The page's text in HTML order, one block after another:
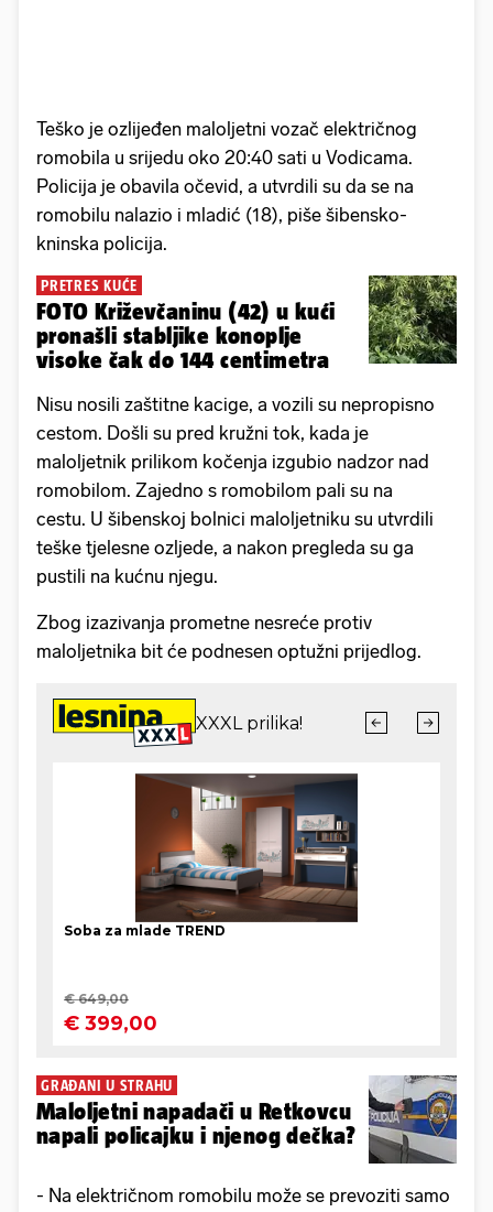
Teško je ozlijeđen maloljetni vozač električnog
romobila u srijedu oko 20:40 sati u Vodicama.
Policija je obavila očevid, a utvrdili su da se na
romobilu nalazio i mladić (18), piše šibensko-
kninska policija.
PRETRES KUĆE
FOTO Križevčaninu (42) u kući
pronašli stabljike konoplje
visoke čak do 144 centimetra
Nisu nosili zaštitne kacige, a vozili su nepropisno
cestom. Došli su pred kružni tok, kada je
maloljetnik prilikom kočenja izgubio nadzor nad
romobilom. Zajedno s romobilom pali su na
cestu. U šibenskoj bolnici maloljetniku su utvrdili
teške tjelesne ozljede, a nakon pregleda su ga
pustili na kućnu njegu.
Zbog izazivanja prometne nesreće protiv
maloljetnika bit će podnesen optužni prijedlog.
GRAĐANI U STRAHU
Maloljetni napadači u Retkovcu
napali policajku i njenog dečka?
- Na električnom romobilu može se prevoziti samo